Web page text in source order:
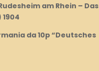
am Rhein – Das
da 10p “Deutsches